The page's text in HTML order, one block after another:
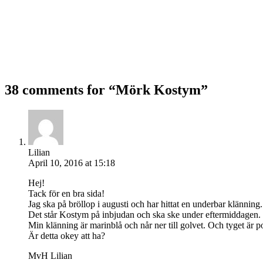
38 comments for “Mörk Kostym”
Lilian
April 10, 2016 at 15:18
Hej!
Tack för en bra sida!
Jag ska på bröllop i augusti och har hittat en underbar klänning.
Det står Kostym på inbjudan och ska ske under eftermiddagen.
Min klänning är marinblå och når ner till golvet. Och tyget är
Är detta okey att ha?
MvH Lilian